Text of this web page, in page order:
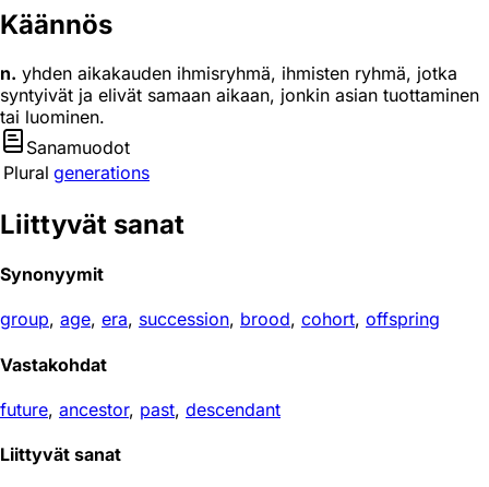
Käännös
n. yhden aikakauden ihmisryhmä, ihmisten ryhmä, jotka
syntyivät ja elivät samaan aikaan, jonkin asian tuottaminen
tai luominen.
Sanamuodot
Plural generations
Liittyvät sanat
Synonyymit
group, age, era, succession, brood, cohort, offspring
Vastakohdat
future, ancestor, past, descendant
Liittyvät sanat